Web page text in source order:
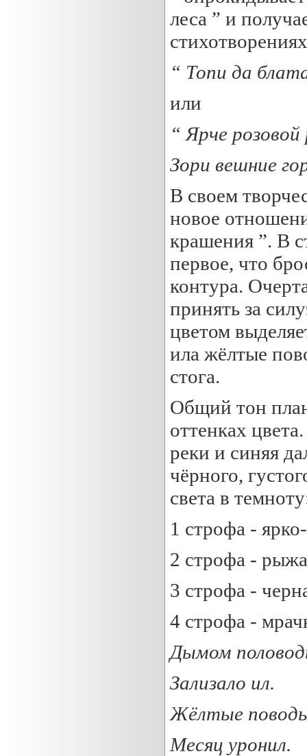
леса ” и
“ Топи да
или
“ Ярче розовой
Зори вешние
В своем
новое
крашения ”. В
первое, что
контура.
принять за
цветом
ила жёлтые
стога.
Общий тон
оттенках
реки и синяя
чёрного,
света в
1 строфа -
2 строфа -
3 строфа -
4 строфа -
Дымом
Зализало ил.
Жёлтые
Месяц уронил.